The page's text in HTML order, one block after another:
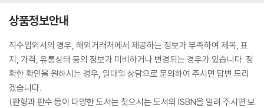
상품정보안내
직수입외서의 경우, 해외거래처에서 제공하는 정보가 부족하여 제목, 표
지, 가격, 유통상태 등의 정보가 미비하거나 변경되는 경우가 있습니다. 정
확한 확인을 원하시는 경우, 일대일 상담으로 문의하여 주시면 답변 드리
겠습니다.
(판형과 판수 등이 다양한 도서는 찾으시는 도서의 ISBN을 알려 주시면 보